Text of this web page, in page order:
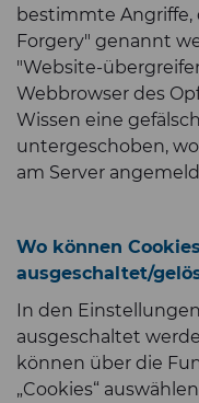
bestimmte Angriffe,
Forgery" genannt
"Website-
Webbrowser des
Wissen eine
untergeschoben,
am Server
Wo können
ausgeschaltet/
In den
ausgeschaltet
können über die
„Cookies“